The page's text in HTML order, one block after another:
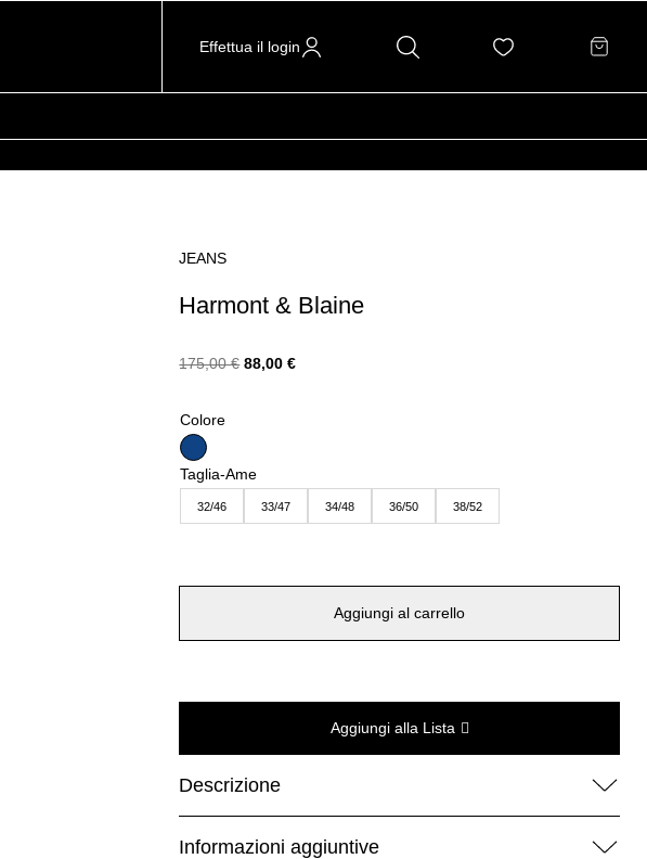
Effettua il login
JEANS
Harmont & Blaine
175,00€ Il
era:
88,00€Il
è:
Colore
Taglia-Ame
32/46 33/47 34/48 36/50 38/52
Aggiungi al carrello
Aggiungi alla Lista
Descrizione
Informazioni aggiuntive